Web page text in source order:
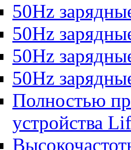
50Hz
50Hz
50Hz
50Hz
Полностью
устройства